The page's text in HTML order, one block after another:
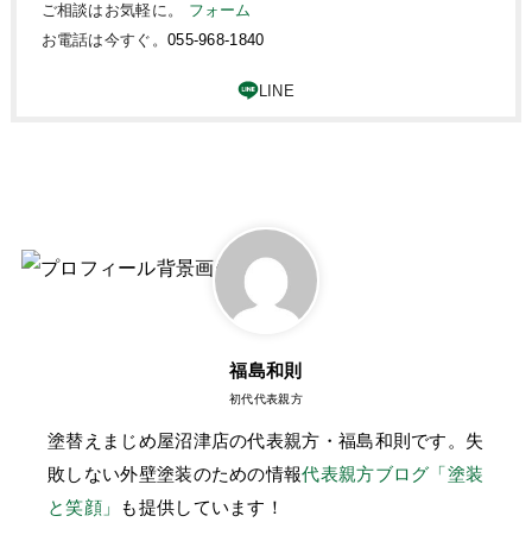
ご相談はお気軽に。 フォーム
お電話は今すぐ。 055-968-1840
福島和則
初代代表親方
塗替えまじめ屋沼津店の代表親方・福島和則です。失
敗しない外壁塗装のための情報代表親方ブログ「塗装
と笑顔」
も提供しています！